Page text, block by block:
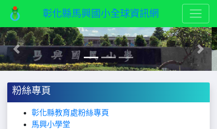
彰化縣馬興國小全球資訊網
Previous Next
粉絲專頁
彰化縣教育處粉絲專頁
馬興小學堂